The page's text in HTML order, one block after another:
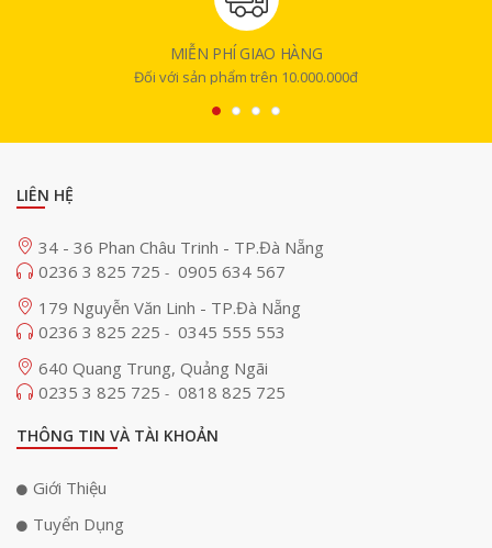
MIỄN PHÍ GIAO HÀNG
Đối với sản phẩm trên 10.000.000đ
LIÊN HỆ
34 - 36 Phan Châu Trinh - TP.Đà Nẵng
0236 3 825 725 - 0905 634 567
179 Nguyễn Văn Linh - TP.Đà Nẵng
0236 3 825 225 - 0345 555 553
640 Quang Trung, Quảng Ngãi
0235 3 825 725 - 0818 825 725
THÔNG TIN VÀ TÀI KHOẢN
Giới Thiệu
Tuyển Dụng